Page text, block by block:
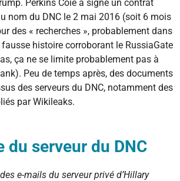
Perkins Coie a signé un contrat
nom du DNC le 2 mai 2016 (soit 6 mois
des « recherches », probablement dans
histoire corroborant le RussiaGate
ça ne se limite probablement pas à
Peu de temps après, des documents
des serveurs du DNC, notamment des
par Wikileaks.
du serveur du DNC
e-mails du serveur privé d’Hillary